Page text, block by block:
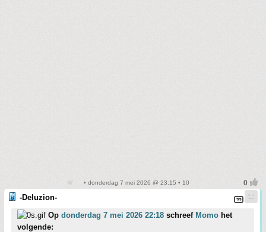
• donderdag 7 mei 2026 @ 23:15 • 10
-Deluzion-
Op donderdag 7 mei 2026 22:18 schreef Momo het
volgende: